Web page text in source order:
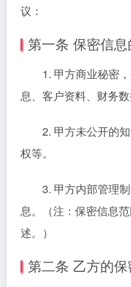
议：
第一条 保密信息
1. 甲方商业秘密
息、客户资料、财务数
2. 甲方未公开的
权等。
3. 甲方内部管理
息。（注：保密信息
述。）
第二条 乙方的